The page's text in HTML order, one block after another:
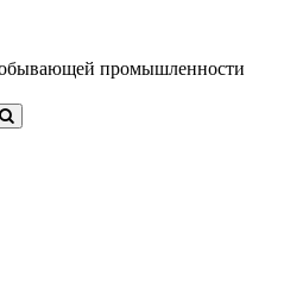
промышленности